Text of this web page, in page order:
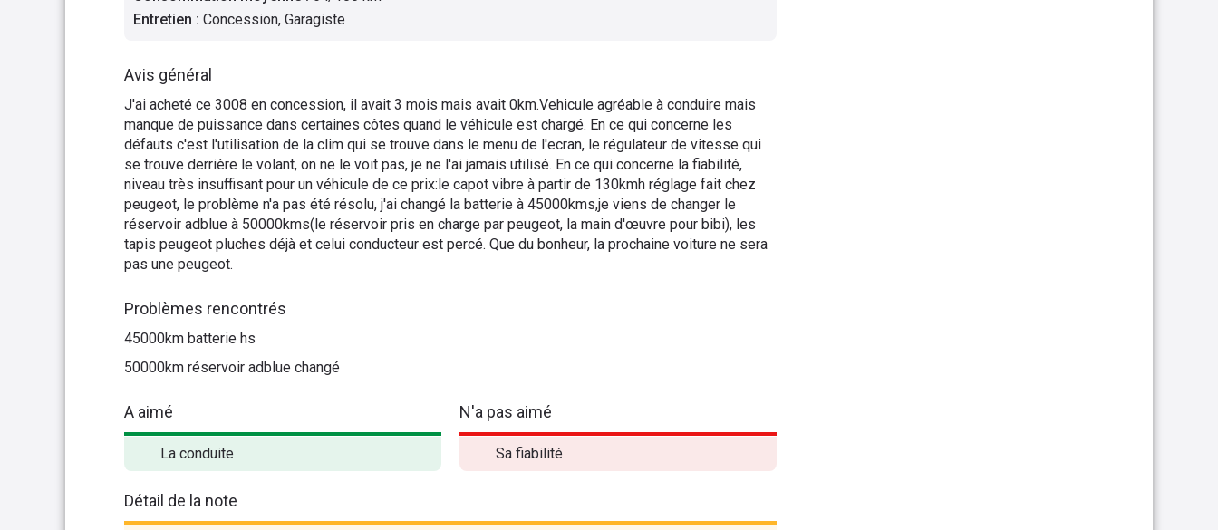
Entretien : Concession, Garagiste
Avis général
J'ai acheté ce 3008 en concession, il avait 3 mois mais avait 0km.Vehicule agréable à conduire mais
manque de puissance dans certaines côtes quand le véhicule est chargé. En ce qui concerne les
défauts c'est l'utilisation de la clim qui se trouve dans le menu de l'ecran, le régulateur de vitesse qui
se trouve derrière le volant, on ne le voit pas, je ne l'ai jamais utilisé. En ce qui concerne la fiabilité,
niveau très insuffisant pour un véhicule de ce prix:le capot vibre à partir de 130kmh réglage fait chez
peugeot, le problème n'a pas été résolu, j'ai changé la batterie à 45000kms,je viens de changer le
réservoir adblue à 50000kms(le réservoir pris en charge par peugeot, la main d'œuvre pour bibi), les
tapis peugeot pluches déjà et celui conducteur est percé. Que du bonheur, la prochaine voiture ne sera
pas une peugeot.
Problèmes rencontrés
45000km batterie hs
50000km réservoir adblue changé
A aimé
La conduite
N'a pas aimé
Sa fiabilité
Détail de la note